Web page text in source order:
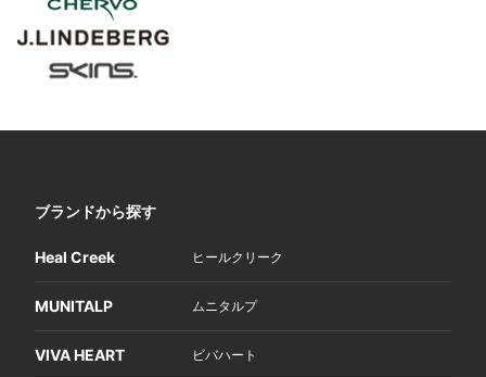
ブランドから探す
Heal Creek ヒールクリーク
MUNITALP ムニタルプ
VIVA HEART ビバハート